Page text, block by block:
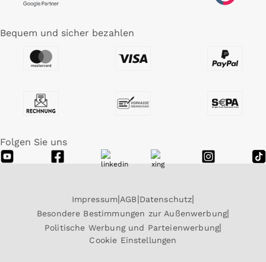
Bequem und sicher bezahlen
Folgen Sie uns
Impressum AGB Datenschutz
Besondere Bestimmungen zur Außenwerbung
Politische Werbung und Parteienwerbung
Cookie Einstellungen